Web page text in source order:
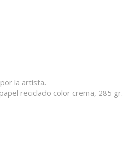
la artista.
reciclado color crema, 285 gr.